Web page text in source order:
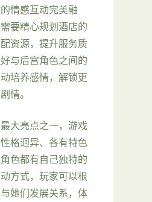
情感互动完美融
要精心规划酒店的
资源，提升服务质
与后宫角色之间的
培养感情，解锁更
情。
大亮点之一，游戏
格迥异、各有特色
色都有自己独特的
方式，玩家可以根
她们发展关系，体